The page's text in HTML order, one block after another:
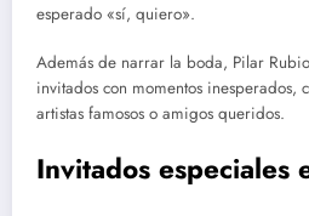
esperado «sí, quiero».
Además de narrar la boda, Pilar
invitados con momentos
artistas famosos o amigos queridos.
Invitados especiales